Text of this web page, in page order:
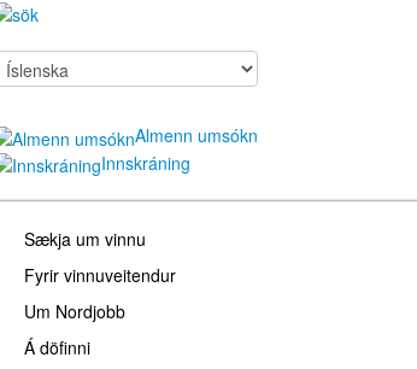
Almenn umsókn
Innskráning
Sækja um vinnu
Fyrir vinnuveitendur
Um Nordjobb
Á döfinni